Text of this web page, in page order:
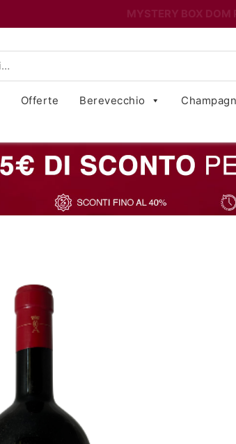
MYSTERY BOX DOM
Offerte Berevecchio